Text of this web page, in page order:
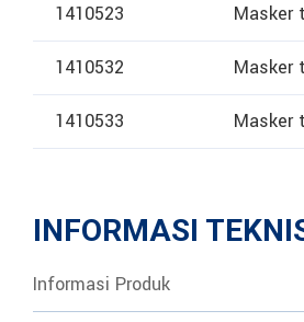
1410523 Masker
1410532 Masker
1410533 Masker
INFORMASI
Informasi Produk